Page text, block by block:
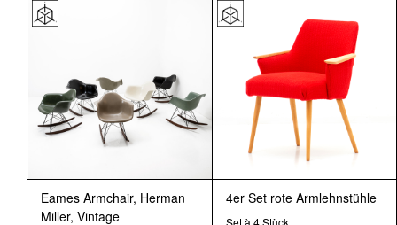
Eames Armchair, Herman
Miller, Vintage
4er Set rote Armlehnstühle
Set à 4 Stück